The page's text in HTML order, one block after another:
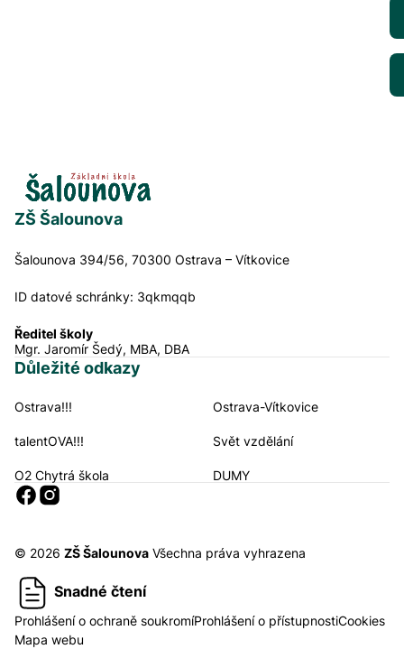
ZŠ Šalounova
Šalounova 394/56, 70300 Ostrava – Vítkovice
ID datové schránky: 3qkmqqb
Ředitel školy
Mgr. Jaromír Šedý, MBA, DBA
Důležité odkazy
Navigační odkazy
Ostrava!!! Ostrava-Vítkovice
talentOVA!!! Svět vzdělání
O2 Chytrá škola DUMY
Sociální sítě
© 2026 ZŠ Šalounova Všechna práva vyhrazena
Snadné čtení
Prohlášení o ochraně soukromíProhlášení o přístupnostiCookies
Mapa webu